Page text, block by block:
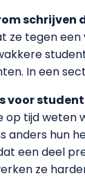
schrijven
ze tegen een
In een
voor
op tijd weten
anders hun
een deel
ze